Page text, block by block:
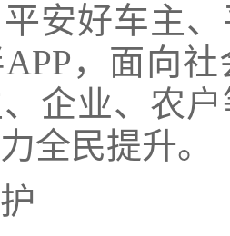
安好车主
，面向
企业、农
全民提升。